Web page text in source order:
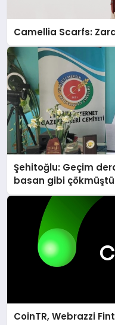
Camellia Scarfs:
Şehitoğlu: Geçim
basan gibi
CoinTR, Webrazzi